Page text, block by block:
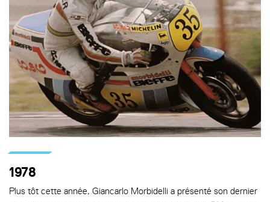
1978
Plus tôt cette année, Giancarlo Morbidelli a présenté son dernier